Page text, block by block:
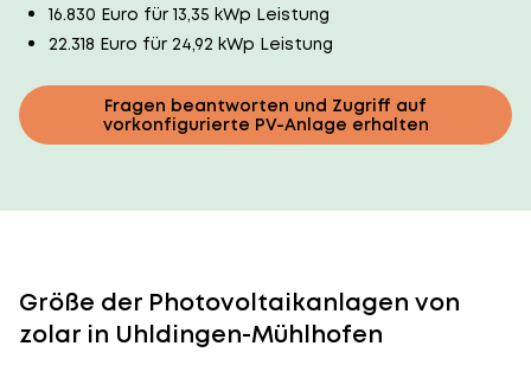
16.830 Euro für 13,35 kWp Leistung
22.318 Euro für 24,92 kWp Leistung
Fragen beantworten und Zugriff auf
vorkonfigurierte PV-Anlage erhalten
Größe der Photovoltaikanlagen von
zolar in Uhldingen-Mühlhofen